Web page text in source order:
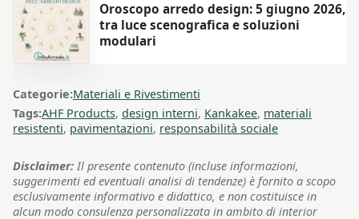
Oroscopo arredo design: 5 giugno 2026,
tra luce scenografica e soluzioni
modulari
Categorie:Materiali e Rivestimenti
Tags:AHF Products, design interni, Kankakee, materiali
resistenti, pavimentazioni, responsabilità sociale
Disclaimer: Il presente contenuto (incluse informazioni,
suggerimenti ed eventuali analisi di tendenze) è fornito a scopo
esclusivamente informativo e didattico, e non costituisce in
alcun modo consulenza personalizzata in ambito di interior